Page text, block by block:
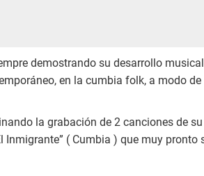
demostrando su desarrollo
en la cumbia folk, a modo
la grabación de 2 canciones de
Inmigrante” ( Cumbia ) que muy pronto